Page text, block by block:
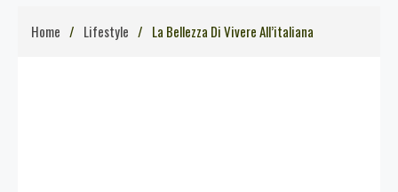
Home Lifestyle La Bellezza Di Vivere All’italiana